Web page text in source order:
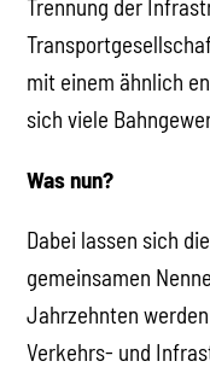
Trennung der
mit einem ähnlich
sich viele
Was nun?
Dabei lassen sich
gemeinsamen
Jahrzehnten
Verkehrs- und